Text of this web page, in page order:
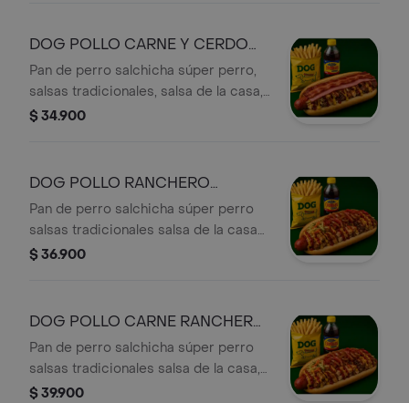
CUADRITOS, jamón y tocineta,
DOG POLLO CARNE Y CERDO
COMBO
Pan de perro salchicha súper perro,
salsas tradicionales, salsa de la casa,
ensalada de repollo zanahoria y
POLLO CARNE Y CERDO EN
gaseosa de 250ML
$ 34.900
DOG POLLO RANCHERO
COMBO
Pan de perro salchicha súper perro
salsas tradicionales salsa de la casa
ensalada de repollo zanahoria y
y pimentón salteados, chimichurri
$ 36.900
DOG POLLO CARNE RANCHERO
COMBO
Pan de perro salchicha súper perro
salsas tradicionales salsa de la casa,
ensalada de repollo zanahoria y
$ 39.900